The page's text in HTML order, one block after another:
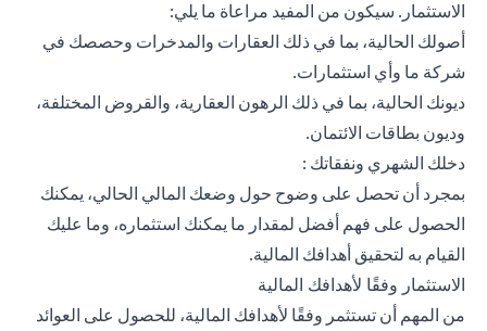
الاستثمار. سيكون من المفيد مراعاة ما يلي:
أصولك الحالية، بما في ذلك العقارات والمدخرات وحصصك في
شركة ما وأي استثمارات.
ديونك الحالية، بما في ذلك الرهون العقارية، والقروض المختلفة،
وديون بطاقات الائتمان.
دخلك الشهري ونفقاتك :
بمجرد أن تحصل على وضوح حول وضعك المالي الحالي، يمكنك
الحصول على فهم أفضل لمقدار ما يمكنك استثماره، وما عليك
القيام به لتحقيق أهدافك المالية.
الاستثمار وفقًا لأهدافك المالية
من المهم أن تستثمر وفقًا لأهدافك المالية، للحصول على العوائد